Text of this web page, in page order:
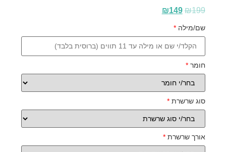
₪199
₪149
שם/מילה*
חומר*
סוג שרשרת*
אורך שרשרת*